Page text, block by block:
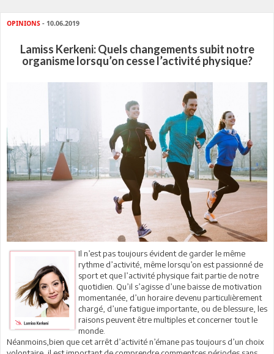
OPINIONS - 10.06.2019
Lamiss Kerkeni: Quels changements subit notre
organisme lorsqu’on cesse l’activité physique?
Il n’est pas toujours évident de garder le même
rythme d’activité, même lorsqu’on est passionné de
sport et que l’activité physique fait partie de notre
quotidien. Qu’il s’agisse d’une baisse de motivation
momentanée, d’un horaire devenu particulièrement
chargé, d’une fatigue importante, ou de blessure, les
raisons peuvent être multiples et concerner tout le
monde.
Néanmoins,bien que cet arrêt d’activité n’émane pas toujours d’un choix